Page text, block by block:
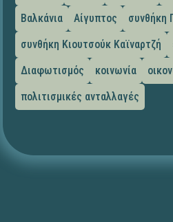
Βαλκάνια
Αίγυπτος
συνθήκη
συνθήκη Κιουτσούκ Καϊναρτζή
Διαφωτισμός
κοινωνία
πολιτισμικές ανταλλαγές